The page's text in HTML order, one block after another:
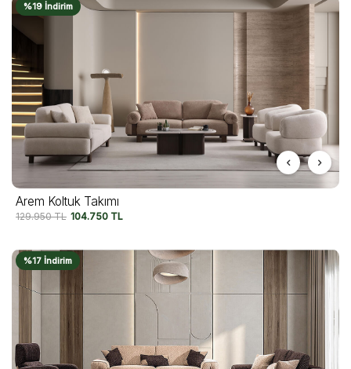
%19 İndirim
Arem Koltuk Takımı
129.950TL 104.750 TL
%17 İndirim